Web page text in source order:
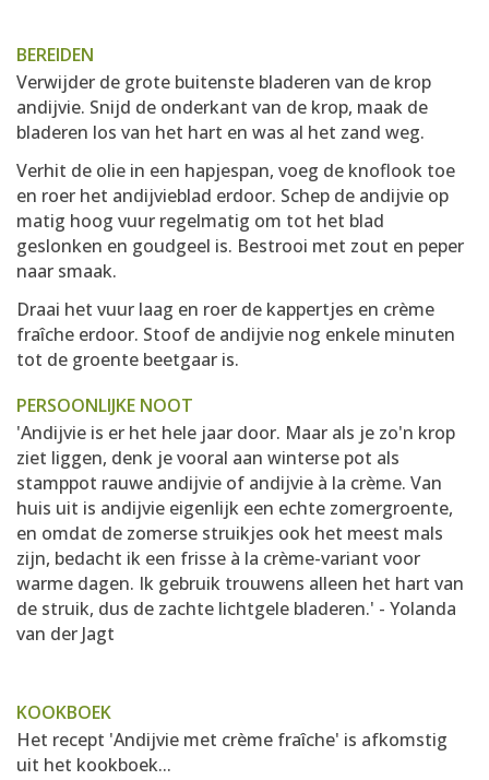
BEREIDEN
Verwijder de grote buitenste bladeren van de krop
andijvie. Snijd de onderkant van de krop, maak de
bladeren los van het hart en was al het zand weg.
Verhit de olie in een hapjespan, voeg de knoflook toe
en roer het andijvieblad erdoor. Schep de andijvie op
matig hoog vuur regelmatig om tot het blad
geslonken en goudgeel is. Bestrooi met zout en peper
naar smaak.
Draai het vuur laag en roer de kappertjes en crème
fraîche erdoor. Stoof de andijvie nog enkele minuten
tot de groente beetgaar is.
PERSOONLIJKE NOOT
'Andijvie is er het hele jaar door. Maar als je zo'n krop
ziet liggen, denk je vooral aan winterse pot als
stamppot rauwe andijvie of andijvie à la crème. Van
huis uit is andijvie eigenlijk een echte zomergroente,
en omdat de zomerse struikjes ook het meest mals
zijn, bedacht ik een frisse à la crème-variant voor
warme dagen. Ik gebruik trouwens alleen het hart van
de struik, dus de zachte lichtgele bladeren.' - Yolanda
van der Jagt
KOOKBOEK
Het recept 'Andijvie met crème fraîche' is afkomstig
uit het kookboek...